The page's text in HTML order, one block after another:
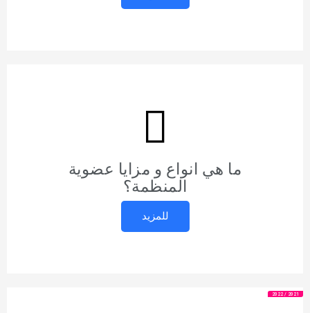
ما هي انواع و مزايا عضوية
المنظمة؟
للمزيد
2021 / 2022